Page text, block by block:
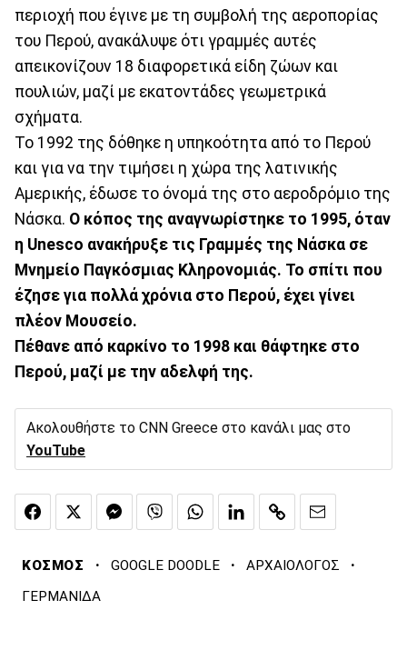
περιοχή που έγινε με τη συμβολή της αεροπορίας
του Περού, ανακάλυψε ότι γραμμές αυτές
απεικονίζουν 18 διαφορετικά είδη ζώων και
πουλιών, μαζί με εκατοντάδες γεωμετρικά
σχήματα.
Το 1992 της δόθηκε η υπηκοότητα από το Περού
και για να την τιμήσει η χώρα της λατινικής
Αμερικής, έδωσε το όνομά της στο αεροδρόμιο της
Νάσκα. Ο κόπος της αναγνωρίστηκε το 1995, όταν
η Unesco ανακήρυξε τις Γραμμές της Νάσκα σε
Μνημείο Παγκόσμιας Κληρονομιάς. Το σπίτι που
έζησε για πολλά χρόνια στο Περού, έχει γίνει
πλέον Μουσείο.
Πέθανε από καρκίνο το 1998 και θάφτηκε στο
Περού, μαζί με την αδελφή της.
Ακολουθήστε το CNN Greece στο κανάλι μας στο
YouTube
ΚΟΣΜΟΣ · GOOGLE DOODLE · ΑΡΧΑΙΟΛΟΓΟΣ ·
ΓΕΡΜΑΝΙΔΑ